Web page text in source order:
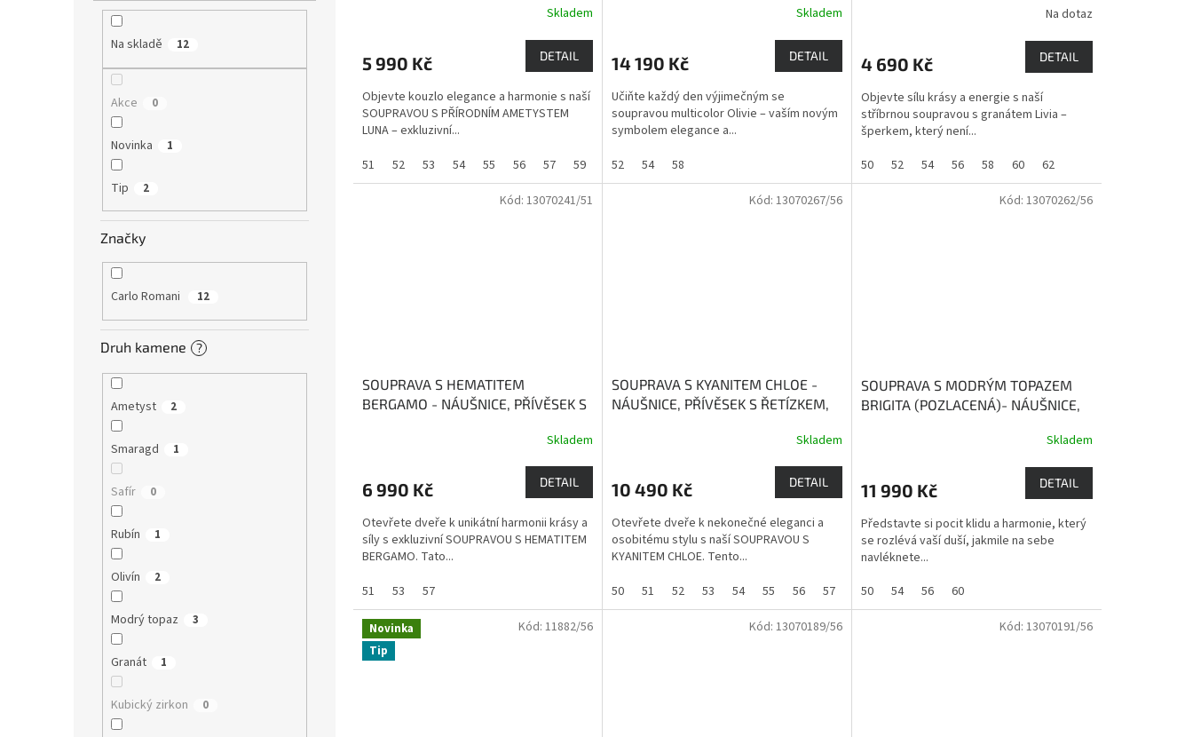
Na skladě 12
Akce 0
Novinka 1
Tip 2
Značky
Carlo Romani 12
Druh kamene ?
Ametyst 2
Smaragd 1
Safír 0
Rubín 1
Olivín 2
Modrý topaz 3
Granát 1
Kubický zirkon 0
Skladem
5 990 Kč DETAIL
Objevte kouzlo elegance a harmonie s naší
SOUPRAVOU S PŘÍRODNÍM AMETYSTEM
LUNA – exkluzivní...
51
52 53 54 55 56 57 59 60 61 62
Skladem
14 190 Kč DETAIL
Učiňte každý den výjimečným se
soupravou multicolor Olivie – vaším novým
symbolem elegance a...
52
54 58
Na dotaz
4 690 Kč DETAIL
Objevte sílu krásy a energie s naší
stříbrnou soupravou s granátem Livia –
šperkem, který není...
50
52 54 56 58 60 62
SOUPRAVA S HEMATITEM
BERGAMO - NÁUŠNICE, PŘÍVĚSEK S
Skladem
6 990 Kč DETAIL
Otevřete dveře k unikátní harmonii krásy a
síly s exkluzivní SOUPRAVOU S HEMATITEM
BERGAMO. Tato...
51
53 57
Kód: 13070241/51
SOUPRAVA S KYANITEM CHLOE -
NÁUŠNICE, PŘÍVĚSEK S ŘETÍZKEM,
Skladem
10 490 Kč DETAIL
Otevřete dveře k nekonečné eleganci a
osobitému stylu s naší SOUPRAVOU S
KYANITEM CHLOE. Tento...
50
51 52 53 54 55 56 57 58 59 60 62
Kód: 13070267/56
SOUPRAVA S MODRÝM TOPAZEM
BRIGITA (POZLACENÁ)- NÁUŠNICE,
Skladem
11 990 Kč DETAIL
Představte si pocit klidu a harmonie, který
se rozlévá vaší duší, jakmile na sebe
navléknete...
50
54 56 60
Kód: 13070262/56
Novinka
Tip
Kód: 11882/56 Kód: 13070189/56 Kód: 13070191/56